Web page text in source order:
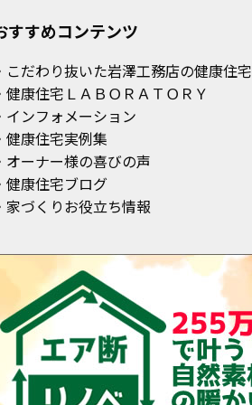
すすめコンテンツ
こだわり抜いた岩澤工務店の健康住宅
健康住宅ＬＡＢＯＲＡＴＯＲＹ
インフォメーション
健康住宅実例集
オーナー様の喜びの声
健康住宅ブログ
家づくりお役立ち情報